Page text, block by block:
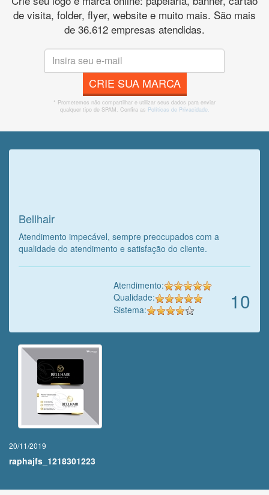
de visita, folder, flyer, website e muito mais. São mais
de 36.612 empresas atendidas.
CRIE SUA MARCA
* Prometemos não compartilhar e utilizar seus dados para enviar
qualquer tipo de SPAM. Confira as Políticas de Privacidade.
Bellhair
Atendimento impecável, sempre preocupados com a
qualidade do atendimento e satisfação do cliente.
10
Atendimento:
Qualidade:
Sistema:
20/11/2019
raphajfs_1218301223